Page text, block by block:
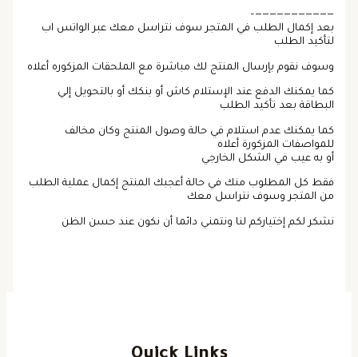
———————————–
بعد إكمال الطلب في المتجر سوف نتراسل معك عبر الواتس اب
لتأكيد الطلب
وسوف نقوم بإرسال المنتج لك مباشرة مع الملحقات المزكوره أعلاه
كما يمكنك الدفع عند الإستلام كاش أو بنكك أو بالتحويل إلي
البطاقة بعد تأكيد الطلب
كما يمكنك عدم استلام في حالة وصول المنتج وكان مخالف
للمواصفات المزكورة أعلاه
أو به عيب في الشكل الخارجي
فقط كل المطلوب منك في حالة أعجبك المنتج إكمال عملية الطلب
من المتجر وسوف نتراسل معك
نشكر لكم إختياركم لنا ونتمني دائما أن نكون عند حسن الظن